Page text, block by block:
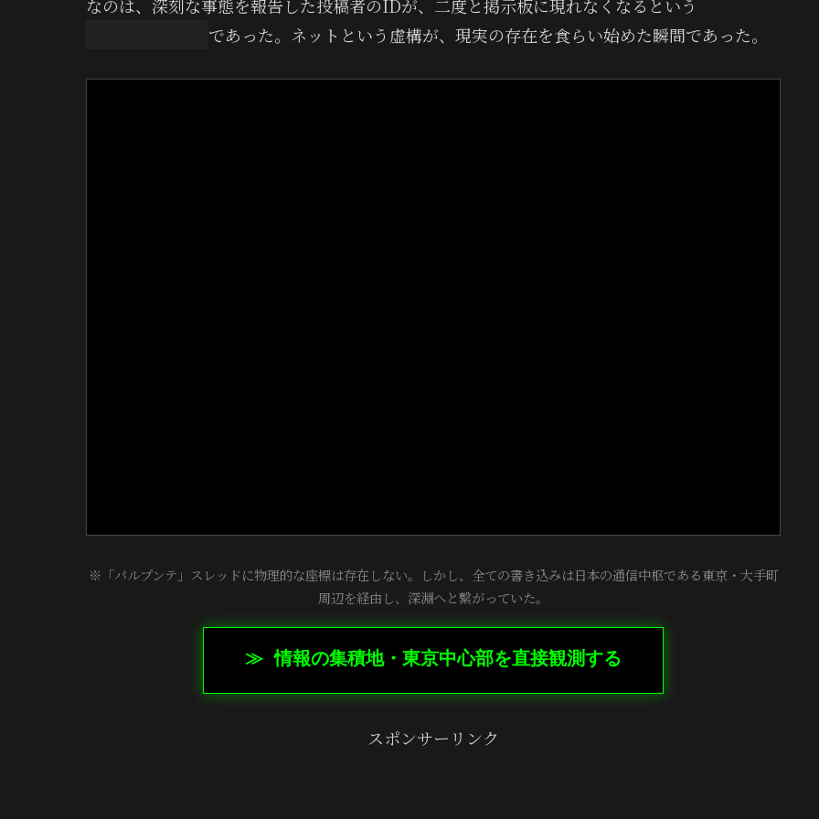
なのは、深刻な事態を報告した投稿者のIDが、二度と掲示板に現れなくなるという
であった。ネットという虚構が、現実の存在を食らい始めた瞬間であった。
※「パルプンテ」スレッドに物理的な座標は存在しない。しかし、全ての書き込みは日本の通信中枢である東京・大手町
周辺を経由し、深淵へと繋がっていた。
≫ 情報の集積地・東京中心部を直接観測する
スポンサーリンク